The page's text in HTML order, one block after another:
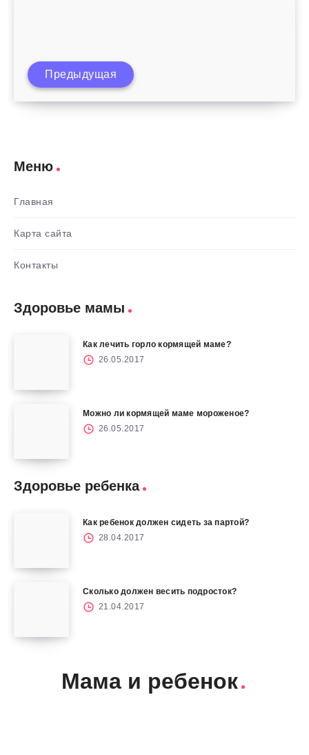
Грудничок 5 месяцев развитие
Предыдущая
Меню
Главная
Карта сайта
Контакты
Здоровье мамы
Как лечить горло кормящей маме?
26.05.2017
Можно ли кормящей маме мороженое?
26.05.2017
Здоровье ребенка
Как ребенок должен сидеть за партой?
28.04.2017
Сколько должен весить подросток?
21.04.2017
Мама и ребенок